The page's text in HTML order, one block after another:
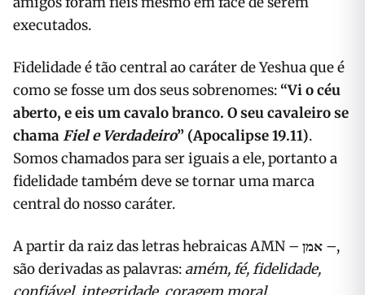
executados.
Fidelidade é tão central ao caráter de Yeshua que é
como se fosse um dos seus sobrenomes:“Vi o céu
aberto, e eis um cavalo branco. O seu cavaleiro se
chamaFiel e Verdadeiro” (Apocalipse 19.11).
Somos chamados para ser iguais a ele, portanto a
fidelidade também deve se tornar uma marca
central do nosso caráter.
A partir da raiz das letras hebraicas AMN – אמן –,
são derivadas as palavras: amém, fé, fidelidade,